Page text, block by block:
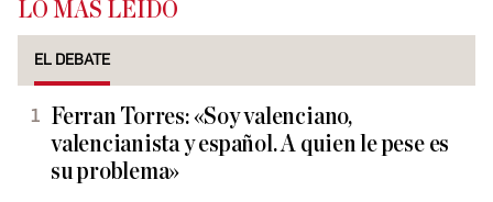
LO MÁS LEÍDO
EL DEBATE
Ferran Torres: «Soy valenciano,
valencianista y español. A quien le pese es
su problema»